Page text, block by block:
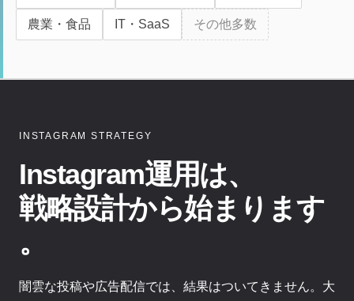
農業・食品 IT・SaaS その他多数
INSTAGRAM STRATEGY
Instagram運用は、
戦略設計から始まります
。
闇雲な投稿や広告配信では、結果はついてきません。大